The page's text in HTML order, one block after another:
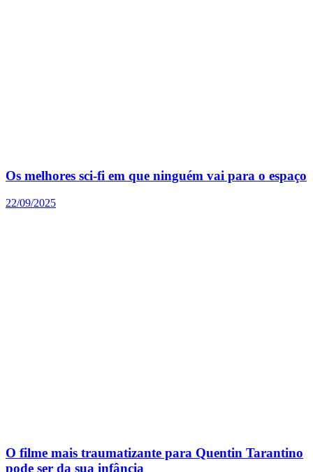
Os melhores sci-fi em que ninguém vai para o espaço
22/09/2025
O filme mais traumatizante para Quentin Tarantino
pode ser da sua infância